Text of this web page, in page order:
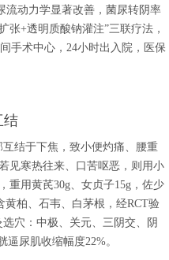
流动力学显著改善，菌尿转阴率
张+透明质酸钠灌注”三联疗法，
手术中心，24小时出入院，医保
结
结于下焦，致小便灼痛、腰重
见寒热往来、口苦呕恶，则用小
重用黄芪30g、女贞子15g，佐少
黄柏、石韦、白茅根，经RCT验
穴：中极、关元、三阴交、阴
尿肌收缩幅度22%。